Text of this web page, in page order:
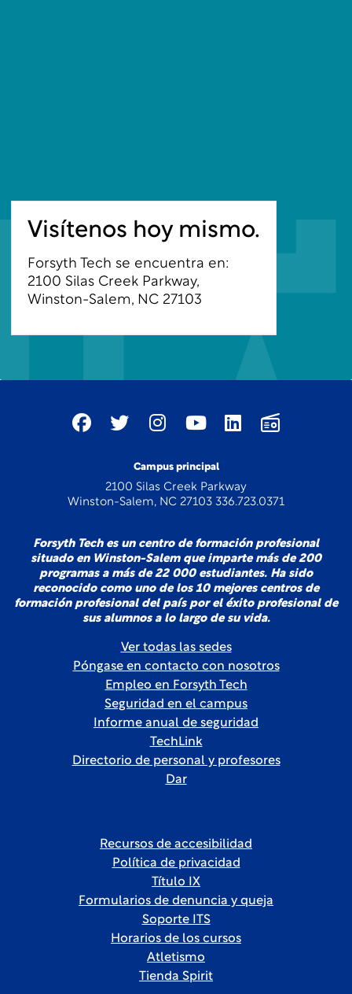
Visítenos hoy mismo.
Forsyth Tech se encuentra en:
2100 Silas Creek Parkway,
Winston-Salem, NC 27103
Campus principal
2100 Silas Creek Parkway
Winston-Salem, NC 27103 336.723.0371
Forsyth Tech es un centro de formación profesional
situado en Winston-Salem que imparte más de 200
programas a más de 22 000 estudiantes. Ha sido
reconocido como uno de los 10 mejores centros de
formación profesional del país por el éxito profesional de
sus alumnos a lo largo de su vida.
Ver todas las sedes
Póngase en contacto con nosotros
Empleo en Forsyth Tech
Seguridad en el campus
Informe anual de seguridad
TechLink
Directorio de personal y profesores
Dar
Recursos de accesibilidad
Política de privacidad
Título IX
Formularios de denuncia y queja
Soporte ITS
Horarios de los cursos
Atletismo
Tienda Spirit